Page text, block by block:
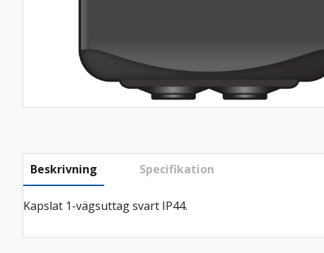
Beskrivning Specifikation
Kapslat 1-vägsuttag svart IP44.